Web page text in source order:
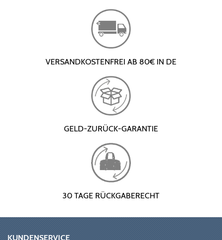
VERSANDKOSTENFREI AB 80€ IN DE
GELD-ZURÜCK-GARANTIE
30 TAGE RÜCKGABERECHT
KUNDENSERVICE